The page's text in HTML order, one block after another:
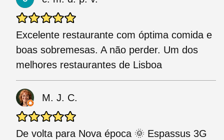
Excelente restaurante com óptima comida e
boas sobremesas. A não perder. Um dos
melhores restaurantes de Lisboa
M. J. C.
De volta para Nova época 🌞 Espassus 3G